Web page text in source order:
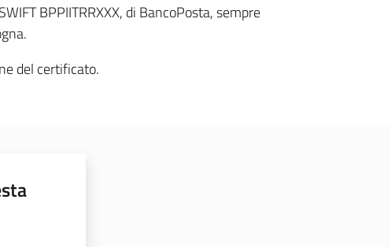
BPPIITRRXXX, di BancoPosta, sempre
del certificato.